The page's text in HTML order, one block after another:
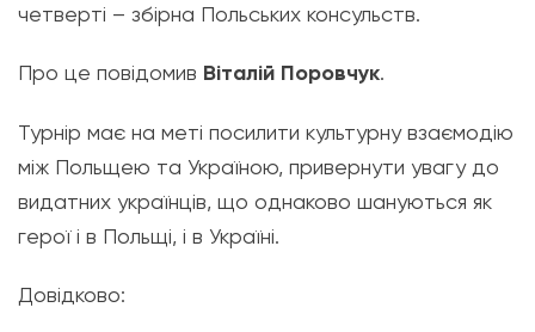
четверті – збірна Польських консульств.
Про це повідомив Віталій Поровчук.
Турнір має на меті посилити культурну взаємодію
між Польщею та Україною, привернути увагу до
видатних українців, що однаково шануються як
герої і в Польщі, і в Україні.
Довідково: